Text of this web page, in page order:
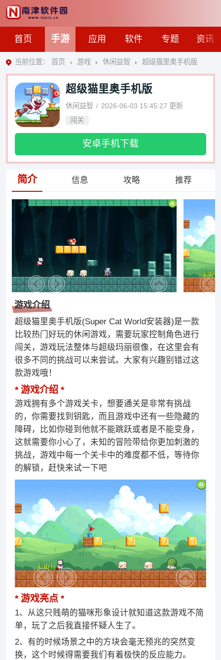
首页 手游 应用 软件 专题 资讯
当前位置： 首页 游戏 休闲益智 超级猫里奥手机版
超级猫里奥手机版
休闲益智 2026-06-03 15:45:27 更新
闯关
安卓手机下载
简介 信息 攻略 推荐
游戏介绍
超级猫里奥手机版(Super Cat World安装器)是一款
比较热门好玩的休闲游戏，需要玩家控制角色进行
闯关，游戏玩法整体与超级玛丽很像，在这里会有
很多不同的挑战可以来尝试。大家有兴趣别错过这
款游戏哦！
游戏介绍
游戏拥有多个游戏关卡，想要通关是非常有挑战
的，你需要找到钥匙，而且游戏中还有一些隐藏的
障碍，比如你碰到他就不能跳跃或者是不能变身，
这就需要你小心了，未知的冒险带给你更加刺激的
挑战，游戏中每一个关卡中的难度都不低，等待你
的解锁，赶快来试一下吧
游戏亮点
1、从这只贱萌的猫咪形象设计就知道这款游戏不简
单，玩了之后我直接怀疑人生了。
2、有的时候场景之中的方块会毫无预兆的突然变
换，这个时候得需要我们有着极快的反应能力。